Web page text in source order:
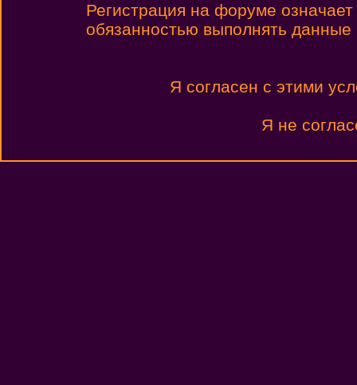
Регистрация на форуме
обязанностью выполнять
Я согласен с этими
Я не